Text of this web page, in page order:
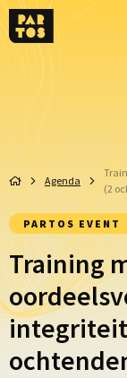
Agenda
(2
PARTOS EVENT
Training